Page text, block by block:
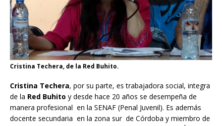
Cristina Techera, de la Red Buhito.
Cristina Techera, por su parte, es trabajadora social, integra
de la Red Buhito y desde hace 20 años se desempeña de
manera profesional en la SENAF (Penal Juvenil). Es además
docente secundaria en la zona sur de Córdoba y miembro de